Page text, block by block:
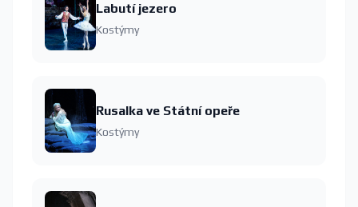
Labutí jezero
Kostýmy
Rusalka ve Státní opeře
Kostýmy